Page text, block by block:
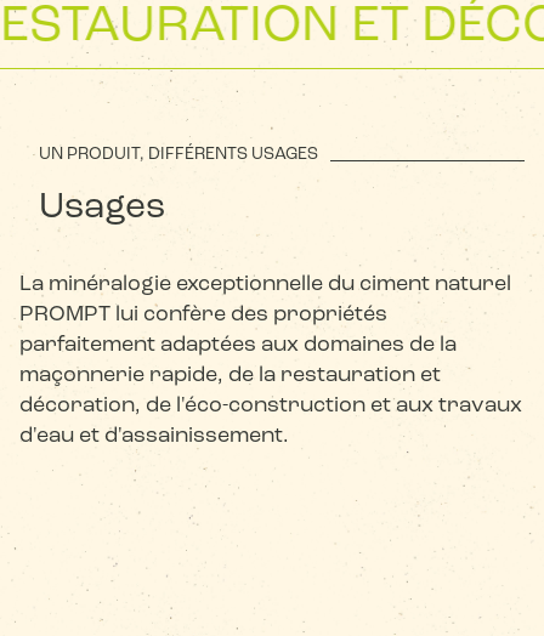
ET
UN PRODUIT, DIFFÉRENTS USAGES
Usages
La minéralogie exceptionnelle du ciment naturel
PROMPT lui confère des propriétés
parfaitement adaptées aux domaines de la
maçonnerie rapide, de la restauration et
décoration, de l'éco-construction et aux travaux
d'eau et d'assainissement.